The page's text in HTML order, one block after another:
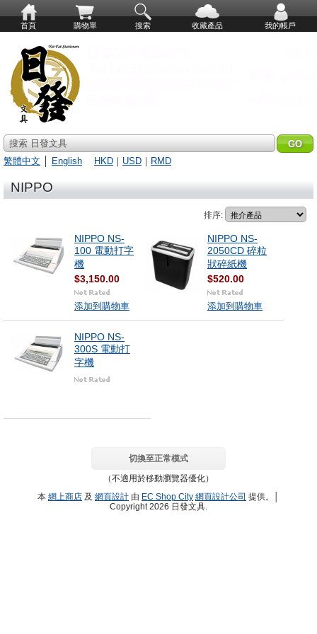
首頁 購物單 搜索 收藏產品 我的帳戶
搜索 日發文具
繁體中文
English HKD ｜ USD ｜ RMD
NIPPO
排序:
NIPPO NS-
100 電動打字
機
$3,150.00
添加到購物車
NIPPO NS-
2050CD 碎粒
狀碎紙機
$520.00
添加到購物車
NIPPO NS-
300S 電動打
字機
切換至正常模式
（不適用於移動瀏覽器優化）
本 網上商店 及 網頁設計 由 EC Shop City 網頁設計公司 提供。│
Copyright 2026 日發文具.